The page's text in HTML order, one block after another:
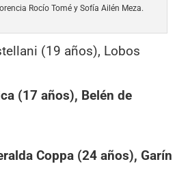
Rocío Tomé y Sofía Ailén Meza.
(19 años), Lobos
(17 años), Belén de
Coppa (24 años), Garín